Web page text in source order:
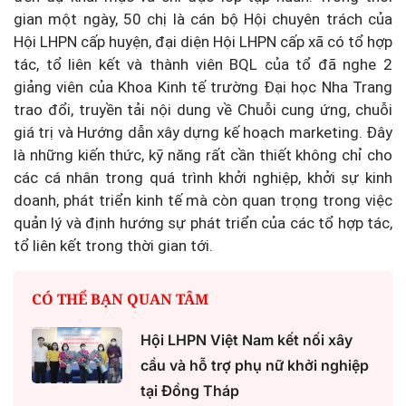
gian một ngày, 50 chị là cán bộ Hội chuyên trách của
Hội LHPN cấp huyện, đại diện Hội LHPN cấp xã có tổ hợp
tác, tổ liên kết và thành viên BQL của tổ đã nghe 2
giảng viên của Khoa Kinh tế trường Đại học Nha Trang
trao đổi, truyền tải nội dung về Chuỗi cung ứng, chuỗi
giá trị và Hướng dẫn xây dựng kế hoạch marketing. Đây
là những kiến thức, kỹ năng rất cần thiết không chỉ cho
các cá nhân trong quá trình khởi nghiệp, khởi sự kinh
doanh, phát triển kinh tế mà còn quan trọng trong việc
quản lý và định hướng sự phát triển của các tổ hợp tác,
tổ liên kết trong thời gian tới.
CÓ THỂ BẠN QUAN TÂM
Hội LHPN Việt Nam kết nối xây
cầu và hỗ trợ phụ nữ khởi nghiệp
tại Đồng Tháp